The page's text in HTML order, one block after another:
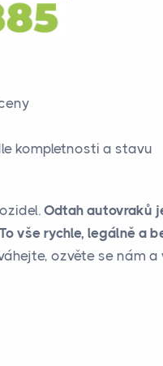
kompletnosti a stavu
Odtah autovraků
To vše rychle, legálně a
ozvěte se nám